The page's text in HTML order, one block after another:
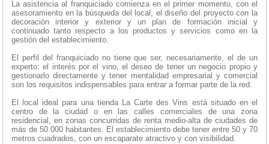
La asistencia al franquiciado comienza en el primer momento, con el
asesoramiento en la búsqueda del local, el diseño del proyecto con la
decoración interior y exterior y un plan de formación inicial y
continuado tanto respecto a los productos y servicios como en la
gestión del establecimiento.
El perfil del franquiciado no tiene que ser, necesariamente, el de un
experto: el interés por el vino, el deseo de tener un negocio propio y
gestionarlo directamente y tener mentalidad empresarial y comercial
son los requisitos indispensables para entrar a formar parte de la red.
El local ideal para una tienda La Carte des Vins está situado en el
centro de la ciudad o en las calles comerciales de una zona
residencial, en zonas concurridas de renta medio-alta de ciudades de
más de 50.000 habitantes. El establecimiento debe tener entre 50 y 70
metros cuadrados, con un escaparate atractivo y con visibilidad.